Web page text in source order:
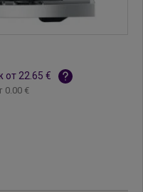
22.65 €
0.00 €